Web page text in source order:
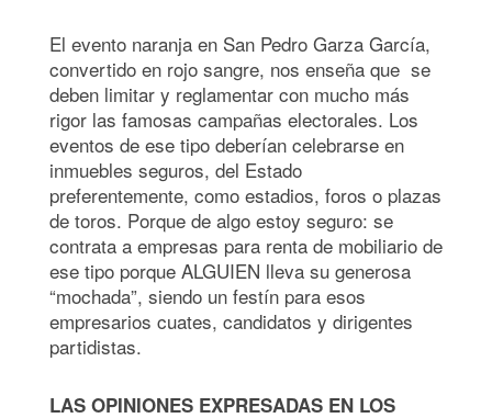
El evento naranja en San Pedro Garza García,
convertido en rojo sangre, nos enseña que se
deben limitar y reglamentar con mucho más
rigor las famosas campañas electorales. Los
eventos de ese tipo deberían celebrarse en
inmuebles seguros, del Estado
preferentemente, como estadios, foros o plazas
de toros. Porque de algo estoy seguro: se
contrata a empresas para renta de mobiliario de
ese tipo porque ALGUIEN lleva su generosa
“mochada”, siendo un festín para esos
empresarios cuates, candidatos y dirigentes
partidistas.
LAS OPINIONES EXPRESADAS EN LOS